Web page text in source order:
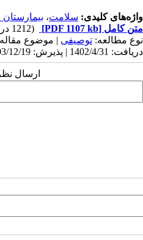
واژه‌های کلیدی: سلامت،
متن کامل [PDF 1107 kb]
(1212 دریافت)
نوع مطالعه: توصیفی | موضوع
دریافت: 1402/4/31 | پذیرش: 1403/12/19 | انتشار الکترونیک پیش از انتشار نهایی: 1404/1/30 | انتشار: 1404/2/15
ارسال